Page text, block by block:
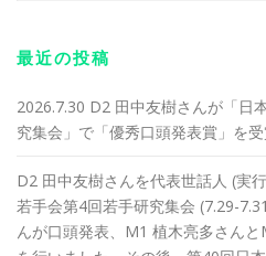
最近の投稿
2026.7.30 D2 田中友樹さんが「日
究集会」で「優秀口頭発表賞」を
D2 田中友樹さんを代表世話人 (実
若手会第4回若手研究集会 (7.29-
んが口頭発表、M1 植木亮多さん